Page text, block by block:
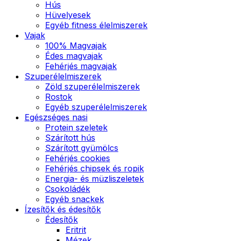
Hús
Hüvelyesek
Egyéb fitness élelmiszerek
Vajak
100% Magvajak
Édes magvajak
Fehérjés magvajak
Szuperélelmiszerek
Zöld szuperélelmiszerek
Rostok
Egyéb szuperélelmiszerek
Egészséges nasi
Protein szeletek
Szárított hús
Szárított gyümölcs
Fehérjés cookies
Fehérjés chipsek és ropik
Energia- és müzliszeletek
Csokoládék
Egyéb snackek
Ízesítők és édesítők
Édesítők
Eritrit